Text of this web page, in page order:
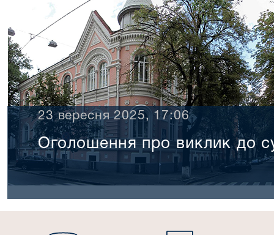
23 вересня 2025, 17:06
Оголошення про виклик до